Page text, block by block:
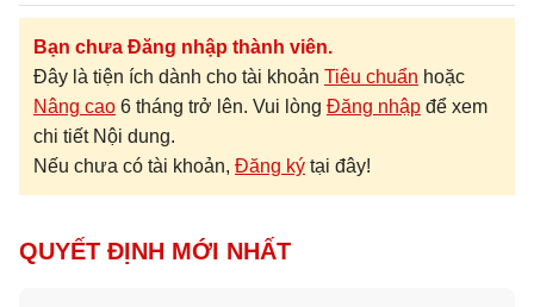
Bạn chưa Đăng nhập thành viên.
Đây là tiện ích dành cho tài khoản Tiêu chuẩn hoặc
Nâng cao 6 tháng trở lên. Vui lòng Đăng nhập để xem
chi tiết Nội dung.
Nếu chưa có tài khoản, Đăng ký tại đây!
QUYẾT ĐỊNH MỚI NHẤT